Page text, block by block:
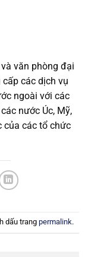
văn phòng đại
cấp các dịch vụ
ngoài với các
nước Úc, Mỹ,
của các tổ chức
dấu trangpermalink.